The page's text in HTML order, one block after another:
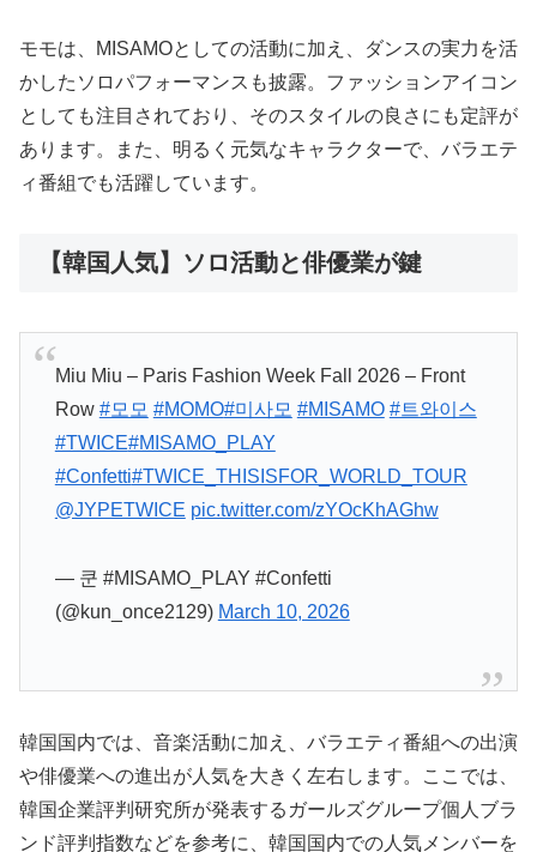
モモは、MISAMOとしての活動に加え、ダンスの実力を活
かしたソロパフォーマンスも披露。ファッションアイコン
としても注目されており、そのスタイルの良さにも定評が
あります。また、明るく元気なキャラクターで、バラエテ
ィ番組でも活躍しています。
【韓国人気】ソロ活動と俳優業が鍵
Miu Miu – Paris Fashion Week Fall 2026 – Front
Row #모모 #MOMO#미사모 #MISAMO #트와이스
#TWICE#MISAMO_PLAY
#Confetti#TWICE_THISISFOR_WORLD_TOUR
@JYPETWICE pic.twitter.com/zYOcKhAGhw
— 쿤 #MISAMO_PLAY #Confetti
(@kun_once2129) March 10, 2026
韓国国内では、音楽活動に加え、バラエティ番組への出演
や俳優業への進出が人気を大きく左右します。ここでは、
韓国企業評判研究所が発表するガールズグループ個人ブラ
ンド評判指数などを参考に、韓国国内での人気メンバーを